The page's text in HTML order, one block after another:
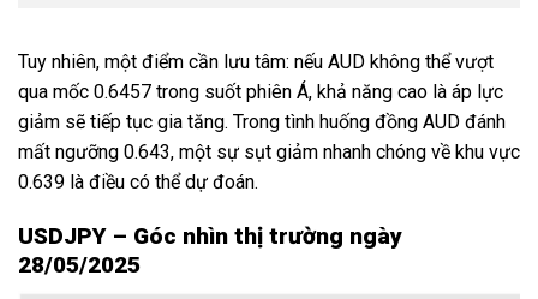
Tuy nhiên, một điểm cần lưu tâm: nếu AUD không thể vượt
qua mốc 0.6457 trong suốt phiên Á, khả năng cao là áp lực
giảm sẽ tiếp tục gia tăng. Trong tình huống đồng AUD đánh
mất ngưỡng 0.643, một sự sụt giảm nhanh chóng về khu vực
0.639 là điều có thể dự đoán.
USDJPY – Góc nhìn thị trường ngày
28/05/2025